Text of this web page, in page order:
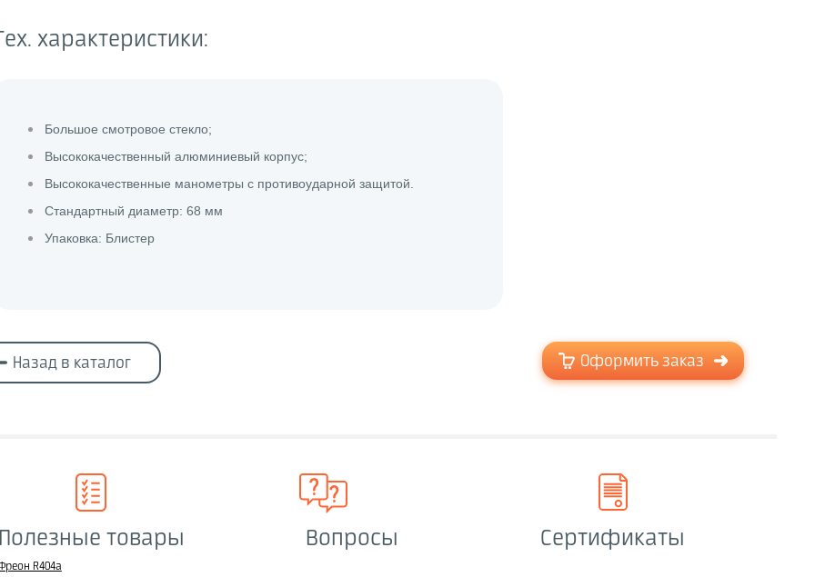
характеристики:
Большое смотровое стекло;
Высококачественный алюминиевый корпус;
Высококачественные манометры с противоударной защитой.
Стандартный диаметр: 68 мм
Упаковка: Блистер
Назад в каталог Оформить заказ
товары
R404a
Вопросы Сертификаты